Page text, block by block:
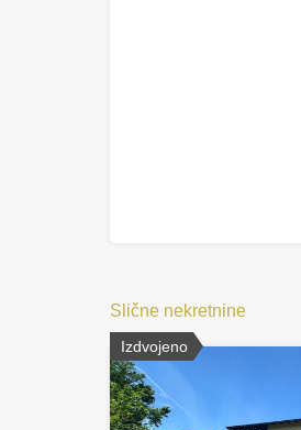
Slične nekretnine
Izdvojeno